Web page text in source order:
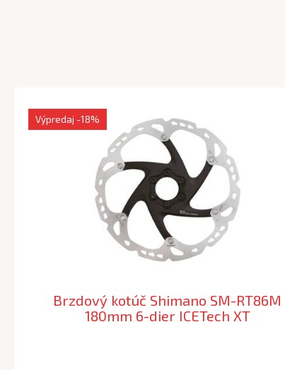
Brzdový kotúč Shimano SM-RT86M
180mm 6-dier ICETech XT
Výpredaj -18%